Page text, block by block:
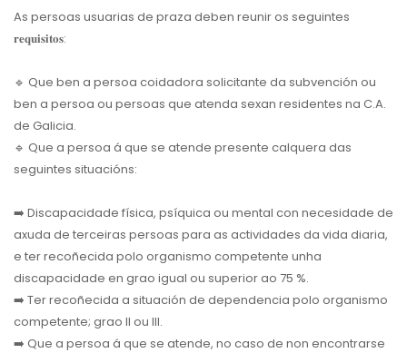
As persoas usuarias de praza deben reunir os seguintes
𝐫𝐞𝐪𝐮𝐢𝐬𝐢𝐭𝐨𝐬:
🔹 Que ben a persoa coidadora solicitante da subvención ou
ben a persoa ou persoas que atenda sexan residentes na C.A.
de Galicia.
🔹 Que a persoa á que se atende presente calquera das
seguintes situacións:
➡️ Discapacidade física, psíquica ou mental con necesidade de
axuda de terceiras persoas para as actividades da vida diaria,
e ter recoñecida polo organismo competente unha
discapacidade en grao igual ou superior ao 75 %.
➡️ Ter recoñecida a situación de dependencia polo organismo
competente; grao II ou III.
➡️ Que a persoa á que se atende, no caso de non encontrarse